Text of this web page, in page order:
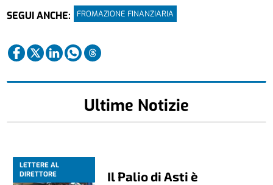
SEGUI ANCHE:
FROMAZIONE FINANZIARIA
Ultime Notizie
LETTERE AL
DIRETTORE
Il Palio di Asti è